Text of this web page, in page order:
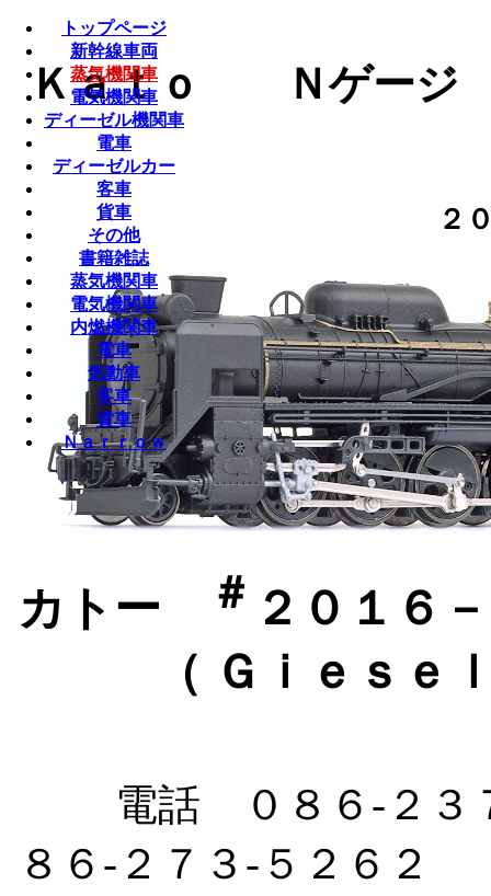
Ｋａｔｏ Ｎゲージ
２
カトー ＃ ２０１
（ Ｇｉｅｓ
電話 ０８６-２
８６-２７３-５２６
トップページ
新幹線車両
蒸気機関車
電気機関車
ディーゼル機関車
電車
ディーゼルカー
客車
貨車
その他
書籍雑誌
蒸気機関車
電気機関車
内燃機関車
電車
気動車
客車
貨車
Ｎａｒｒｏｗ